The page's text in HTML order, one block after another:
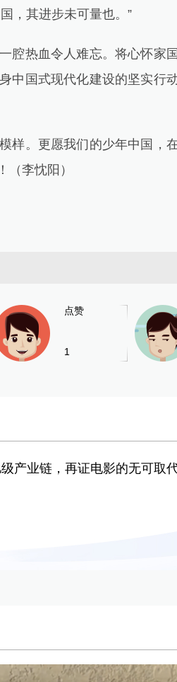
其进步未可量也。”
热血令人难忘。将心怀家
中国式现代化建设的坚实行
。更愿我们的少年中国，
李忱阳）
点赞
1
级产业链，再证电影的无可取